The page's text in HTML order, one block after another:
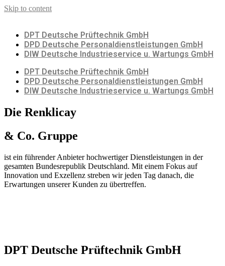
Skip to content
DPT Deutsche Prüftechnik GmbH
DPD Deutsche Personaldienstleistungen GmbH
DIW Deutsche Industrieservice u. Wartungs GmbH
DPT Deutsche Prüftechnik GmbH
DPD Deutsche Personaldienstleistungen GmbH
DIW Deutsche Industrieservice u. Wartungs GmbH
Die Renklicay
& Co. Gruppe
ist ein führender Anbieter hochwertiger Dienstleistungen in der
gesamten Bundesrepublik Deutschland. Mit einem Fokus auf
Innovation und Exzellenz streben wir jeden Tag danach, die
Erwartungen unserer Kunden zu übertreffen.
DPT Deutsche Prüftechnik GmbH